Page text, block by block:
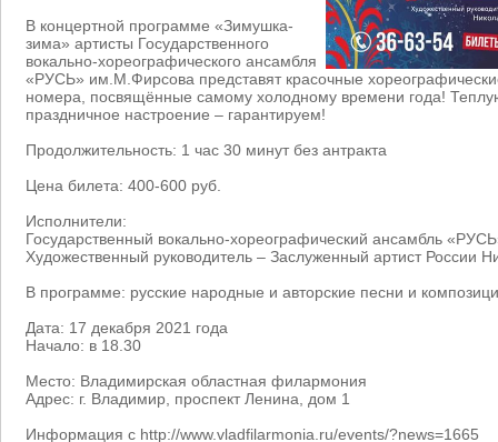
В концертной программе «Зимушка-
зима» артисты Государственного
вокально-хореографического ансамбля
«РУСЬ» им.М.Фирсова представят красочные
номера, посвящённые самому холодному времени года!
праздничное настроение – гарантируем!
Продолжительность: 1 час 30 минут без антракта
Цена билета: 400-600 руб.
Исполнители:
Государственный вокально-хореографический ансамбль
Художественный руководитель – Заслуженный артист России
В программе: русские народные и авторские песни и
Дата: 17 декабря 2021 года
Начало: в 18.30
Место: Владимирская областная филармония
Адрес: г. Владимир, проспект Ленина, дом 1
Информация с http://www.vladfilarmonia.ru/events/?news=1665